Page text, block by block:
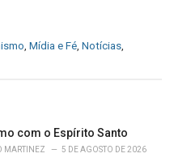
Mídia e Fé Notícias
com o Espírito Santo
MARTINEZ 5 DE AGOSTO DE 2026